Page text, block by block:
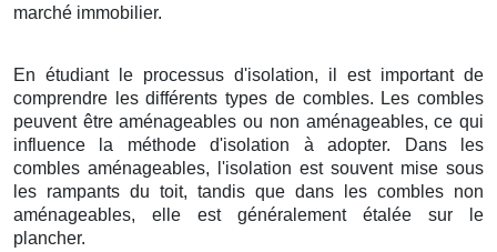
marché immobilier.
En étudiant le processus d'isolation, il est important de
comprendre les différents types de combles. Les combles
peuvent être aménageables ou non aménageables, ce qui
influence la méthode d'isolation à adopter. Dans les
combles aménageables, l'isolation est souvent mise sous
les rampants du toit, tandis que dans les combles non
aménageables, elle est généralement étalée sur le
plancher.